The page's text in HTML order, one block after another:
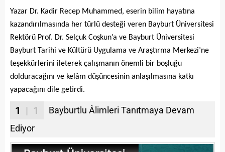
Yazar Dr. Kadir Recep Muhammed, eserin bilim hayatına
kazandırılmasında her türlü desteği veren Bayburt Üniversitesi
Rektörü Prof. Dr. Selçuk Coşkun’a ve Bayburt Üniversitesi
Bayburt Tarihi ve Kültürü Uygulama ve Araştırma Merkezi’ne
teşekkürlerini ileterek çalışmanın önemli bir boşluğu
dolduracağını ve kelâm düşüncesinin anlaşılmasına katkı
yapacağını dile getirdi.
1 | 1
Bayburtlu Âlimleri Tanıtmaya Devam
Ediyor